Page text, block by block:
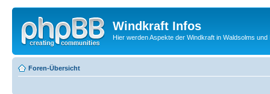
Windkraft Infos
Hier werden Aspekte der Windkraft in Waldsolms
Foren-Übersicht